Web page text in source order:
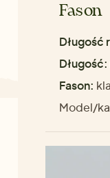
Fason
Długość
Długość:
Fason:
Model/ka